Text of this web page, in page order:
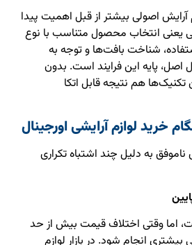
اصولی بیشتر از قبل اهمیت پیدا
یعنی انتخاب محصول متناسب با نوع
شناخت بافت‌ها و توجه به
پایه این فرایند است. بدون
تکنیک‌ها هم نتیجه قابل اتکا
خرید لوازم آرایشی اورجینال
به دلیل چند اشتباه تکراری
اما وقتی اختلاف قیمت بیش از حد
انجام شود. در بازار لوازم